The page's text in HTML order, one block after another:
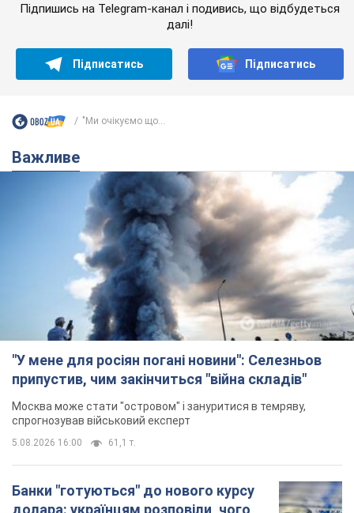
Підпишись на Telegram-канал і подивись, що відбудеться
далі!
Підписатись Підписатись
"Ми очікуємо що...
Важливе
"У мене для росіян погані новини": Селезньов
припустив, чим закінчиться "війна складів"
Москва може стати "островом" і зануритися в темряву,
спрогнозував військовий експерт
5.08.2026 16:00 61,1 т.
Банки "готуються" до нового курсу